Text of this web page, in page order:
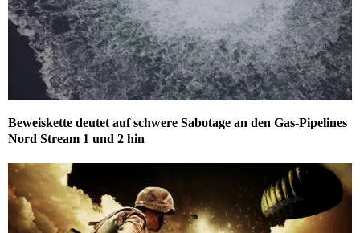
Beweiskette deutet auf schwere Sabotage an den Gas-Pipelines
Nord Stream 1 und 2 hin